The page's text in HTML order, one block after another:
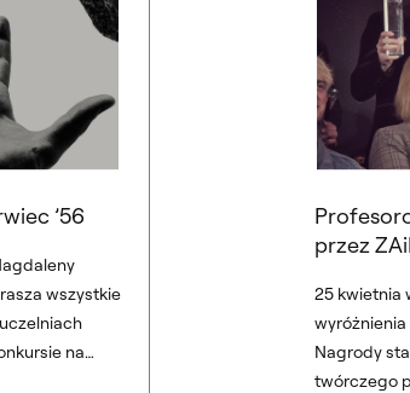
’56
wszystkie
na
przez
25 kwietnia
Nagrody
twórczego